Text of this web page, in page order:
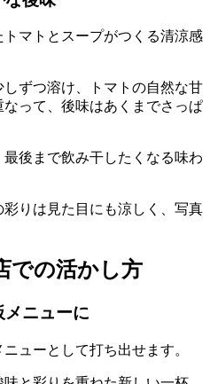
マトとスープがつくる清涼感
ずつ溶け、トマトの自然な甘
って、後味はあくまでさっぱ
後まで飲み干したくなる味わ
りは見た目にも涼しく、写真
での活かし方
ニューに
ューとして打ち出せます。